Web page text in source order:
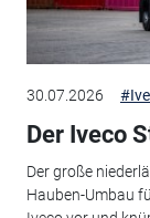
30.07.2026
Der Iveco
Der große
Hauben-Umbau